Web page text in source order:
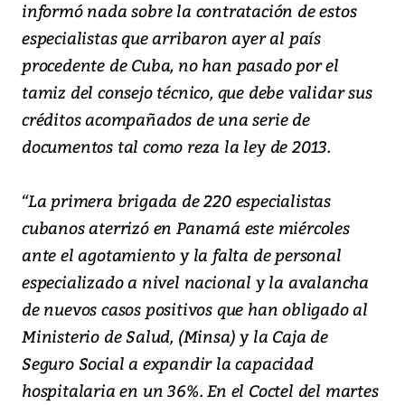
informó nada sobre la contratación de estos
especialistas que arribaron ayer al país
procedente de Cuba, no han pasado por el
tamiz del consejo técnico, que debe validar sus
créditos acompañados de una serie de
documentos tal como reza la ley de 2013.
“La primera brigada de 220 especialistas
cubanos aterrizó en Panamá este miércoles
ante el agotamiento y la falta de personal
especializado a nivel nacional y la avalancha
de nuevos casos positivos que han obligado al
Ministerio de Salud, (Minsa) y la Caja de
Seguro Social a expandir la capacidad
hospitalaria en un 36%. En el Coctel del martes